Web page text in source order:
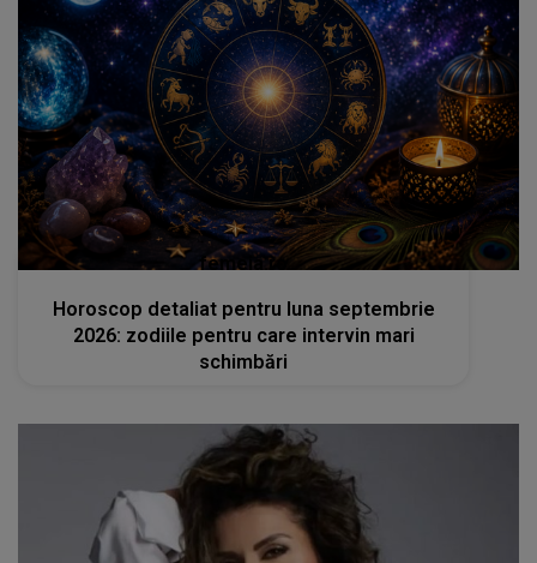
femeia.ro
Horoscop detaliat pentru luna septembrie
2026: zodiile pentru care intervin mari
schimbări